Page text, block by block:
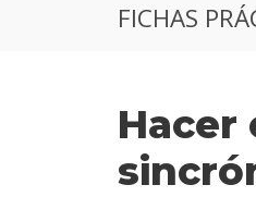
FICHAS
Hacer